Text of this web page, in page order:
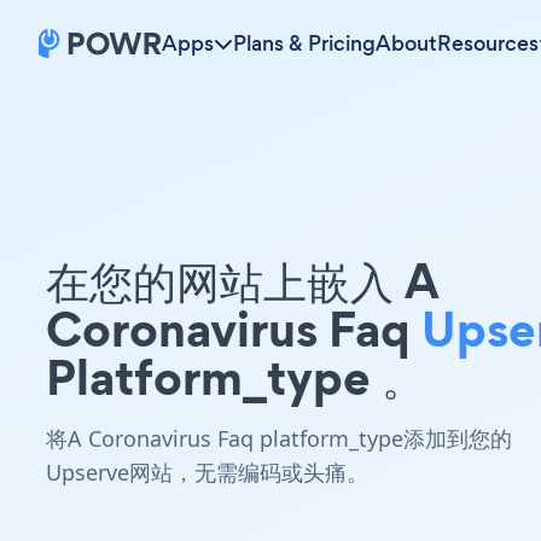
Apps Plans & PricingAboutResources
在您的网站上嵌入 A
Coronavirus Faq
Platform_type 。
将A Coronavirus Faq platform_type添加到您的
Upserve网站，无需编码或头痛。